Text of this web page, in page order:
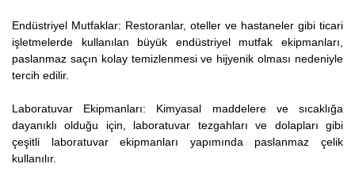
Endüstriyel Mutfaklar: Restoranlar, oteller ve hastaneler gibi ticari
işletmelerde kullanılan büyük endüstriyel mutfak ekipmanları,
paslanmaz saçın kolay temizlenmesi ve hijyenik olması nedeniyle
tercih edilir.
Laboratuvar Ekipmanları: Kimyasal maddelere ve sıcaklığa
dayanıklı olduğu için, laboratuvar tezgahları ve dolapları gibi
çeşitli laboratuvar ekipmanları yapımında paslanmaz çelik
kullanılır.